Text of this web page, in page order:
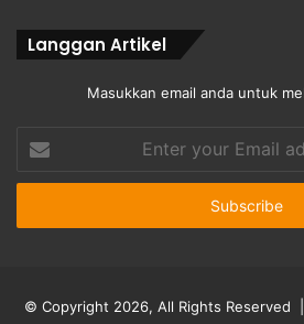
Langgan Artikel
Masukkan email anda untuk
your
Email
© Copyright 2026, All Rights Reserved |